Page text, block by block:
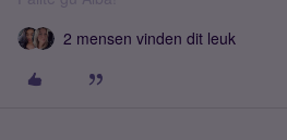
2 mensen vinden dit leuk